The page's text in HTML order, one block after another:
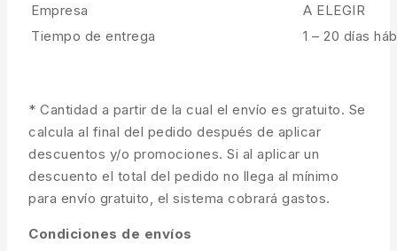
Empresa
A ELEGIR
Tiempo de entrega
1 – 20 días
* Cantidad a partir de la cual el envío es gratuito. Se
calcula al final del pedido después de aplicar
descuentos y/o promociones. Si al aplicar un
descuento el total del pedido no llega al mínimo
para envío gratuito, el sistema cobrará gastos.
Condiciones de envíos